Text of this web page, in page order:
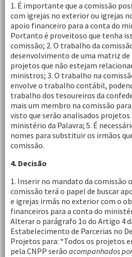
1. É importante que a comissão
com igrejas no exterior ou igrejas
apoio financeiro para a conta do
Portanto é proveitoso que tenha
comissão; 2. O trabalho da
desenvolvimento de uma matriz
projetos que não estejam
ministros; 3. O trabalho na
envolve o trabalho contábil,
trabalho dos tesoureiros da
mais um membro na comissão
visto que serão analisados
ministério da Palavra; 5. É
nomes para substituir os irmãos
comissão.
4. Decisão
1. Inserir no mandato da comissão
comissão terá o papel de buscar
e igrejas irmãs no exterior com o
financeiros para a conta do
Alterar o parágrafo 1o do Artigo 4
Estabelecimento de Parcerias no
Projetos para: “Todos os projetos
pela CNPP serão acompanhados